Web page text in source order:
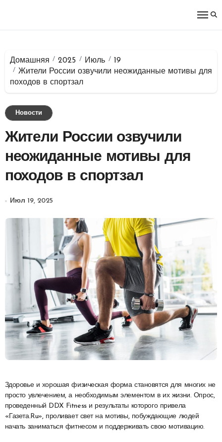
Домашняя 2025 Июль
19
Жители России озвучили неожиданные мотивы для
походов в спортзал
Новости
Жители России озвучили
неожиданные мотивы для
походов в спортзал
Июл 19, 2025
Здоровье и хорошая физическая форма становятся для многих не
просто увлечением, а необходимым элементом в их жизни. Опрос,
проведенный DDX Fitness и результаты которого привела
«Газета.Ru», проливает свет на мотивы, побуждающие людей
начать заниматься фитнесом и поддерживать свою мотивацию.